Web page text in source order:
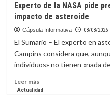
en
avanzar
y
Paco
Amoroso
liberan
espíritu
de
con
Experto de la NASA pide
impacto de asteroide
Cápsula Informativa 08/08/2026
El Sumario – El experto en
Campins considera que,
individuos» no tienen «nada
Leer másLeer
más
Actualidad